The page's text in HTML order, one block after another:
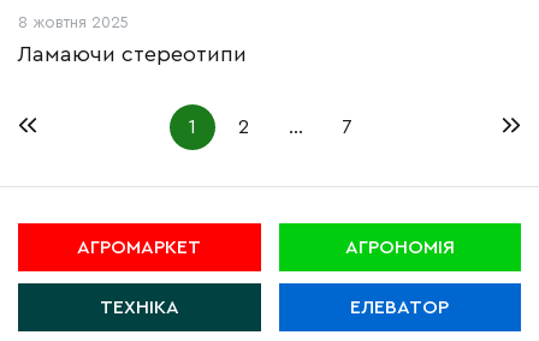
8 жовтня 2025
Ламаючи стереотипи
1 2 … 7
АГРОМАРКЕТ АГРОНОМІЯ
ТЕХНІКА ЕЛЕВАТОР